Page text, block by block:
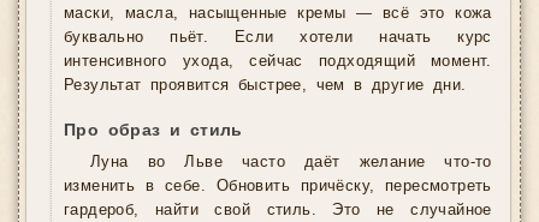
маски, масла, насыщенные кремы — всё это кожа
буквально пьёт. Если хотели начать курс
интенсивного ухода, сейчас подходящий момент.
Результат проявится быстрее, чем в другие дни.
Про образ и стиль
Луна во Льве часто даёт желание что-то
изменить в себе. Обновить причёску, пересмотреть
гардероб, найти свой стиль. Это не случайное